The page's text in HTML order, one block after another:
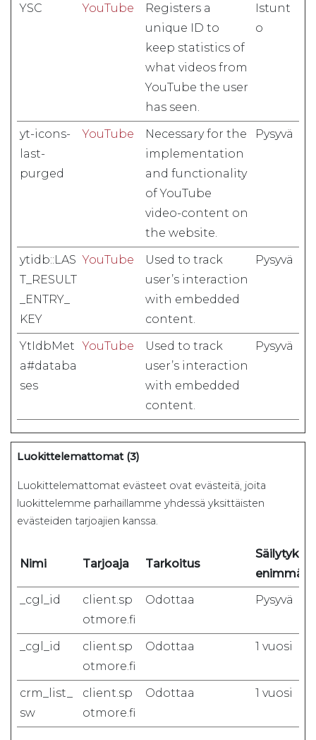
YSC YouTube
Registers a
unique ID to
keep statistics of
what videos from
YouTube the user
has seen.
Istunt
o
yt-icons-
last-
purged
YouTube
Necessary for the
implementation
and functionality
of YouTube
video-content on
the website.
Pysyvä
ytidb::LAS
T_RESULT
_ENTRY_
KEY
YouTube
Used to track
user’s interaction
with embedded
content.
Pysyvä
YtIdbMet
a#databa
ses
YouTube
Used to track
user’s interaction
with embedded
content.
Pysyvä
Luokittelemattomat (3)
Luokittelemattomat evästeet ovat evästeitä, joita
luokittelemme parhaillamme yhdessä yksittäisten
evästeiden tarjoajien kanssa.
Nimi Tarjoaja Tarkoitus
_cgl_id
client.sp
otmore.fi
Odottaa Pysyvä
_cgl_id
client.sp
otmore.fi
Odottaa 1 vuosi
crm_list_
sw
client.sp
otmore.fi
Odottaa 1 vuosi